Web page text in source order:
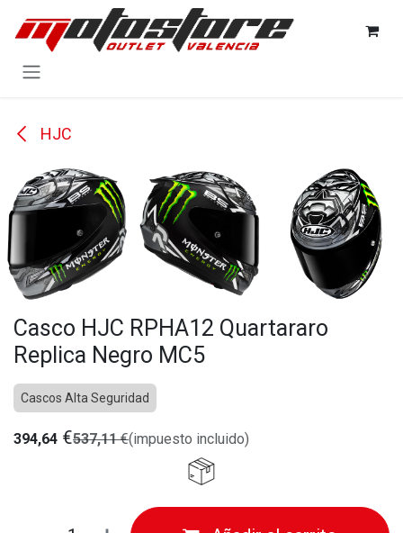
HJC
Casco HJC RPHA12 Quartararo
Replica Negro MC5
Cascos Alta Seguridad
394,64 €537,11€(impuesto incluido)